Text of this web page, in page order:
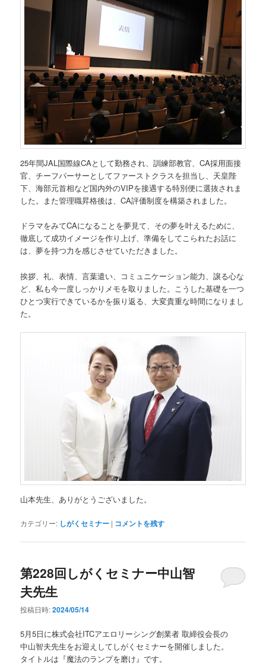
25年間JAL国際線CAとして勤務され、訓練部教官、CA採用面接
官、チーフパーサーとしてファーストクラスを担当し、天皇陛
下、海部元首相など国内外のVIPを接遇する特別便に選抜されま
した。また管理職昇格後は、CA評価制度を構築されました。
ドラマをみてCAになることを夢見て、その夢を叶えるために、
徹底して成功イメージを作り上げ、準備をしてこられたお話に
は、夢を持つ力を感じさせていただきました。
挨拶、礼、表情、言葉遣い、コミュニケーション能力、譲る心な
ど、私も今一度しっかりメモを取りました。こうした基礎を一つ
ひとつ実行できているかを振り返る、大変貴重な時間になりまし
た。
山本先生、ありがとうございました。
カテゴリー: しがくセミナー | コメントを残す
第228回しがくセミナー中山智
夫先生
投稿日時:2024/05/14
5月5日に株式会社ITCアエロリーシング創業者 取締役会長の
中山智夫先生をお迎えしてしがくセミナーを開催しました。
タイトルは『魔法のランプを磨け』です。